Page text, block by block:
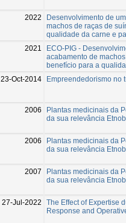
2022
Desenvolvimento de
machos de raças de
qualidade da carne e
2021
ECO-PIG -
acabamento de
benefício para a
23-Oct-2014
Empreendedorismo no
2006
Plantas medicinais da
da sua relevância
2006
Plantas medicinais da
da sua relevância
2007
Plantas medicinais da
da sua relevância
27-Jul-2022
The Effect of Expertise
Response and